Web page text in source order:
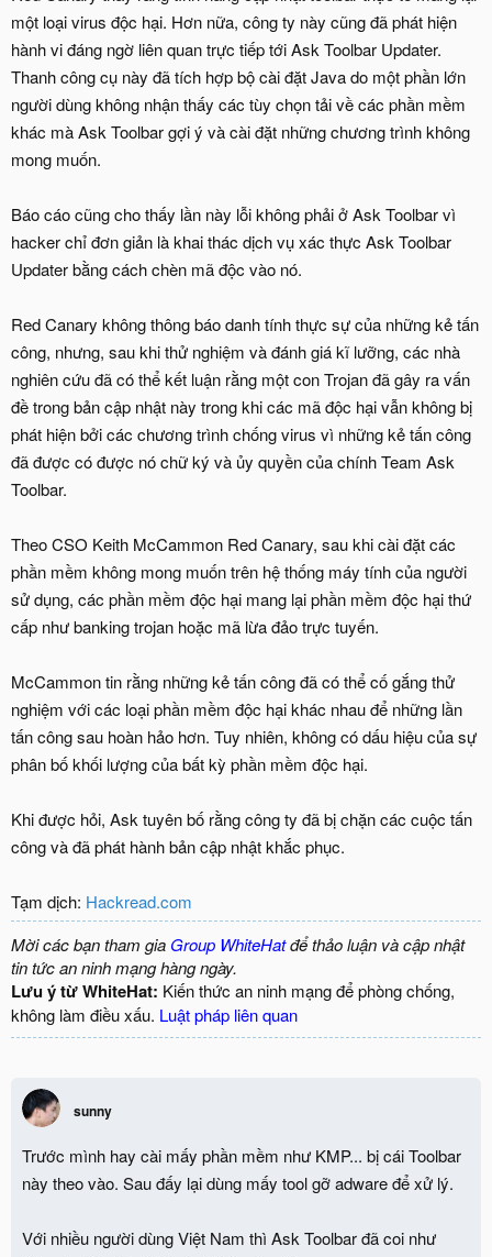
một loại virus độc hại. Hơn nữa, công ty này cũng đã phát hiện
hành vi đáng ngờ liên quan trực tiếp tới Ask Toolbar Updater.
Thanh công cụ này đã tích hợp bộ cài đặt Java do một phần lớn
người dùng không nhận thấy các tùy chọn tải về các phần mềm
khác mà Ask Toolbar gợi ý và cài đặt những chương trình không
mong muốn.
Báo cáo cũng cho thấy lần này lỗi không phải ở Ask Toolbar vì
hacker chỉ đơn giản là khai thác dịch vụ xác thực Ask Toolbar
Updater bằng cách chèn mã độc vào nó.
Red Canary không thông báo danh tính thực sự của những kẻ tấn
công, nhưng, sau khi thử nghiệm và đánh giá kĩ lưỡng, các nhà
nghiên cứu đã có thể kết luận rằng một con Trojan đã gây ra vấn
đề trong bản cập nhật này trong khi các mã độc hại vẫn không bị
phát hiện bởi các chương trình chống virus vì những kẻ tấn công
đã được có được nó chữ ký và ủy quyền của chính Team Ask
Toolbar.
Theo CSO Keith McCammon Red Canary, sau khi cài đặt các
phần mềm không mong muốn trên hệ thống máy tính của người
sử dụng, các phần mềm độc hại mang lại phần mềm độc hại thứ
cấp như banking trojan hoặc mã lừa đảo trực tuyến.
McCammon tin rằng những kẻ tấn công đã có thể cố gắng thử
nghiệm với các loại phần mềm độc hại khác nhau để những lần
tấn công sau hoàn hảo hơn. Tuy nhiên, không có dấu hiệu của sự
phân bố khối lượng của bất kỳ phần mềm độc hại.
Khi được hỏi, Ask tuyên bố rằng công ty đã bị chặn các cuộc tấn
công và đã phát hành bản cập nhật khắc phục.
Tạm dịch: Hackread.com
Mời các bạn tham gia Group WhiteHatđể thảo luận và cập nhật
tin tức an ninh mạng hàng ngày.
Lưu ý từ WhiteHat: Kiến thức an ninh mạng để phòng chống,
không làm điều xấu. Luật pháp liên quan
sunny
Trước mình hay cài mấy phần mềm như KMP... bị cái Toolbar
này theo vào. Sau đấy lại dùng mấy tool gỡ adware để xử lý.
Với nhiều người dùng Việt Nam thì Ask Toolbar đã coi như